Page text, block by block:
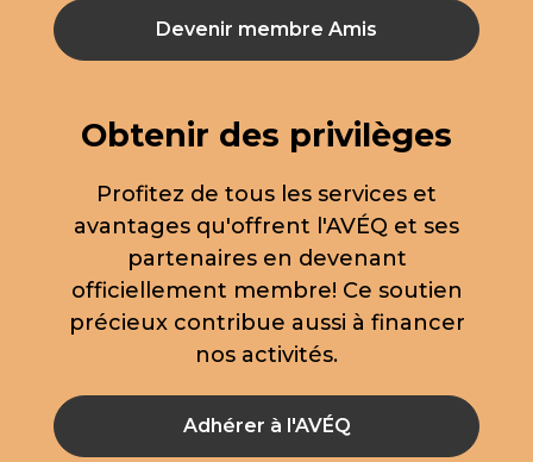
Devenir membre Amis
Obtenir des privilèges
Profitez de tous les services et
avantages qu'offrent l'AVÉQ et ses
partenaires en devenant
officiellement membre! Ce soutien
précieux contribue aussi à financer
nos activités.
Adhérer à l'AVÉQ